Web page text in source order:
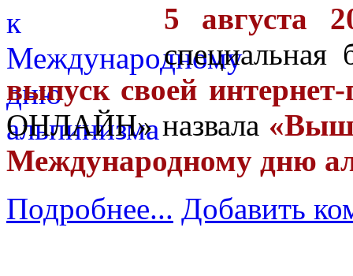
5 августа
выпуск своей интернет-
ОНЛАЙН» назвала
Международному дню
Подробнее... Добавить